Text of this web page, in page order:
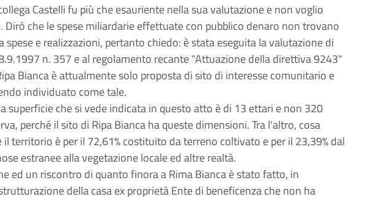
Castelli fu più che esauriente nella sua valutazione e non voglio
che le spese miliardarie effettuate con pubblico denaro non trovano
e realizzazioni, pertanto chiedo: è stata eseguita la valutazione di
n. 357 e al regolamento recante "Attuazione della direttiva 9243"
Bianca è attualmente solo proposta di sito di interesse comunitario e
individuato come tale.
superficie che si vede indicata in questo atto è di 13 ettari e non 320
perché il sito di Ripa Bianca ha queste dimensioni. Tra l'altro, cosa
territorio è per il 72,61% costituito da terreno coltivato e per il 23,39% dal
estranee alla vegetazione locale ed altre realtà.
ed un riscontro di quanto finora a Rima Bianca è stato fatto, in
della casa ex proprietà Ente di beneficenza che non ha